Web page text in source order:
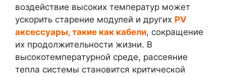
воздействие высоких температур может
ускорить старение модулей и других PV
аксессуары, такие как кабели, сокращение
их продолжительности жизни. В
высокотемпературной среде, рассеяние
тепла системы становится критической